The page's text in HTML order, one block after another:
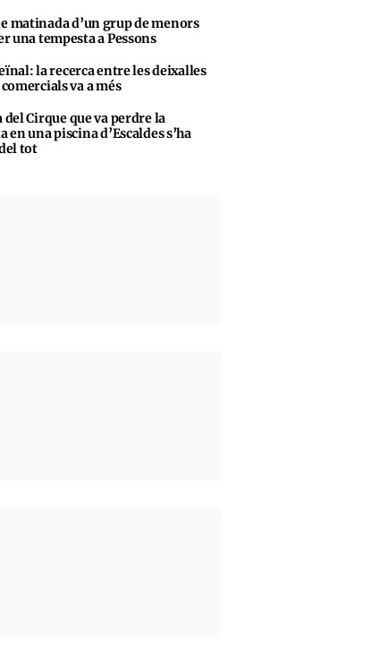
matinada d’un grup de menors
una tempesta a Pessons
la recerca entre les deixalles
va a més
del Cirque que va perdre la
en una piscina d’Escaldes s’ha
tot